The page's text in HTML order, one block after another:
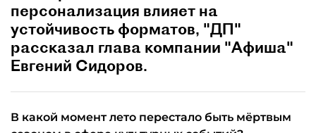
персонализация влияет на
устойчивость форматов, "ДП"
рассказал глава компании "Афиша"
Евгений Сидоров.
В какой момент лето перестало быть мёртвым